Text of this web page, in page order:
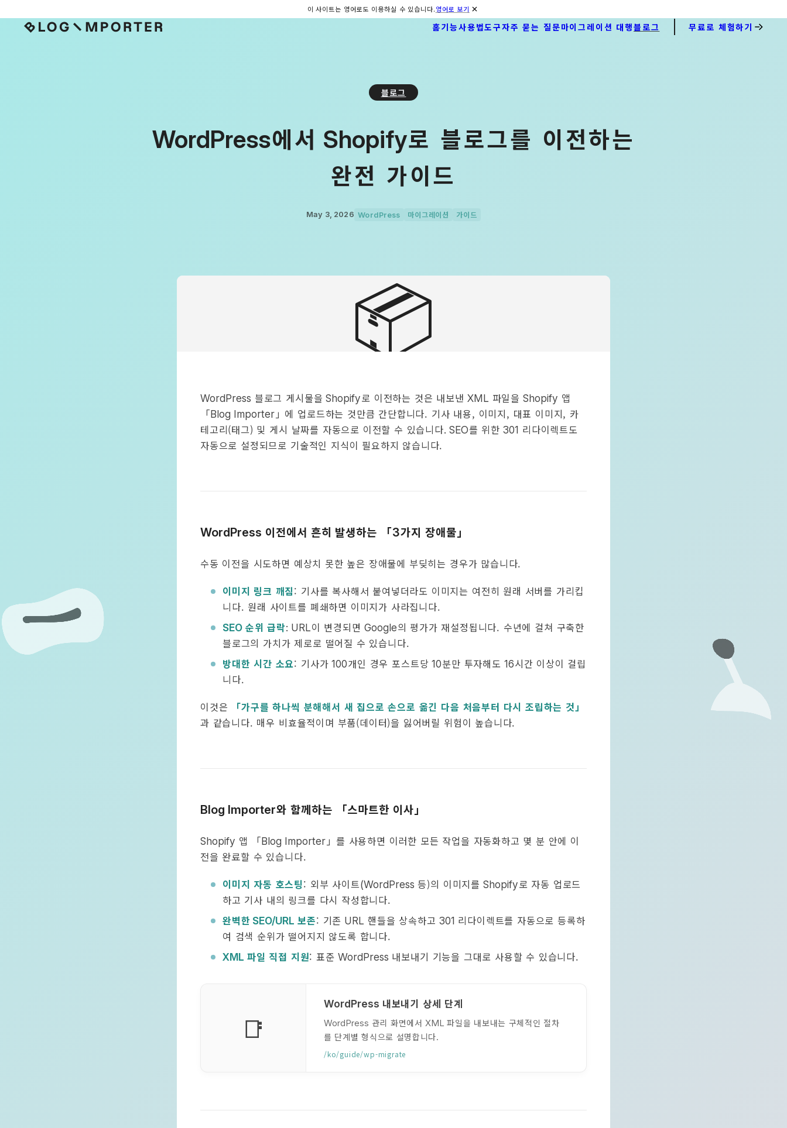
홈기능사용법도구자주 묻는 질문마이그레이션 대행블로그 무료로 체험하기
블로그
WordPress에서 Shopify로 블로그를 이전하는
완전 가이드
May 3, 2026 WordPress 마이그레이션 가이드
📦
WordPress 블로그 게시물을 Shopify로 이전하는 것은 내보낸 XML 파일을 Shopify 앱
「Blog Importer 」에 업로드하는 것만큼 간단합니다. 기사 내용, 이미지, 대표 이미지, 카
테고리(태그) 및 게시 날짜를 자동으로 이전할 수 있습니다. SEO를 위한 301 리다이렉트도
자동으로 설정되므로 기술적인 지식이 필요하지 않습니다.
WordPress 이전에서 흔히 발생하는 「3가지 장애물」
수동 이전을 시도하면 예상치 못한 높은 장애물에 부딪히는 경우가 많습니다.
이미지 링크 깨짐: 기사를 복사해서 붙여넣더라도 이미지는 여전히 원래 서버를 가리킵
니다. 원래 사이트를 폐쇄하면 이미지가 사라집니다.
SEO 순위 급락: URL이 변경되면 Google의 평가가 재설정됩니다. 수년에 걸쳐 구축한
블로그의 가치가 제로로 떨어질 수 있습니다.
방대한 시간 소요: 기사가 100개인 경우 포스트당 10분만 투자해도 16시간 이상이 걸립
니다.
이것은
「가구를 하나씩 분해해서 새 집으로 손으로 옮긴 다음 처음부터 다시 조립하는 것」
과 같습니다. 매우 비효율적이며 부품(데이터)을 잃어버릴 위험이 높습니다.
Blog Importer와 함께하는 「스마트한 이사」
Shopify 앱 「Blog Importer 」를 사용하면 이러한 모든 작업을 자동화하고 몇 분 안에 이
전을 완료할 수 있습니다.
이미지 자동 호스팅: 외부 사이트(WordPress 등)의 이미지를 Shopify로 자동 업로드
하고 기사 내의 링크를 다시 작성합니다.
완벽한 SEO/URL 보존: 기존 URL 핸들을 상속하고 301 리다이렉트를 자동으로 등록하
여 검색 순위가 떨어지지 않도록 합니다.
XML 파일 직접 지원: 표준 WordPress 내보내기 기능을 그대로 사용할 수 있습니다.
📑
WordPress 내보내기 상세 단계
WordPress 관리 화면에서 XML 파일을 내보내는 구체적인 절차
를 단계별 형식으로 설명합니다.
/ko/guide/wp-migrate
이 사이트는 영어로도 이용하실 수 있습니다.영어로 보기